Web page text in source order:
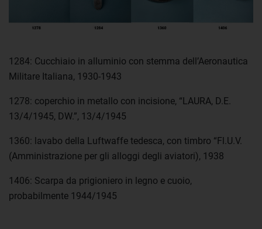
1284: Cucchiaio in alluminio con stemma dell’Aeronautica
Militare Italiana, 1930-1943
1278: coperchio in metallo con incisione, “LAURA, D.E.
13/4/1945, DW.”, 13/4/1945
1360: lavabo della Luftwaffe tedesca, con timbro “Fl.U.V.
(Amministrazione per gli alloggi degli aviatori), 1938
1406: Scarpa da prigioniero in legno e cuoio,
probabilmente 1944/1945